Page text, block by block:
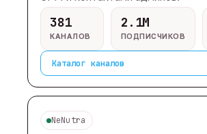
381
КАНАЛОВ
2.1M
ПОДПИСЧИКОВ
Каталог каналов
NeNutra